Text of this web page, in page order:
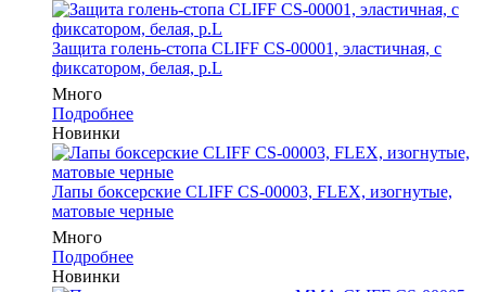
Защита голень-стопа CLIFF CS-00001, эластичная, с
фиксатором, белая, р.L
Много
Подробнее
Новинки
Лапы боксерские CLIFF CS-00003, FLEX, изогнутые,
матовые черные
Много
Подробнее
Новинки